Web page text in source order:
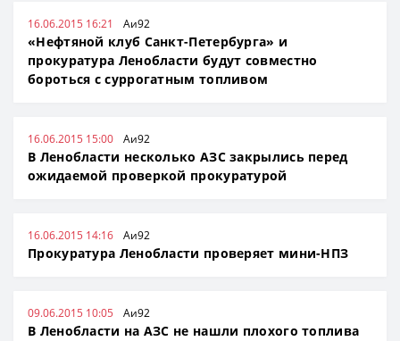
16.06.2015 16:21 Аи92
«Нефтяной клуб Санкт-Петербурга» и
прокуратура Ленобласти будут совместно
бороться с суррогатным топливом
16.06.2015 15:00 Аи92
В Ленобласти несколько АЗС закрылись перед
ожидаемой проверкой прокуратурой
16.06.2015 14:16 Аи92
Прокуратура Ленобласти проверяет мини-НПЗ
09.06.2015 10:05 Аи92
В Ленобласти на АЗС не нашли плохого топлива